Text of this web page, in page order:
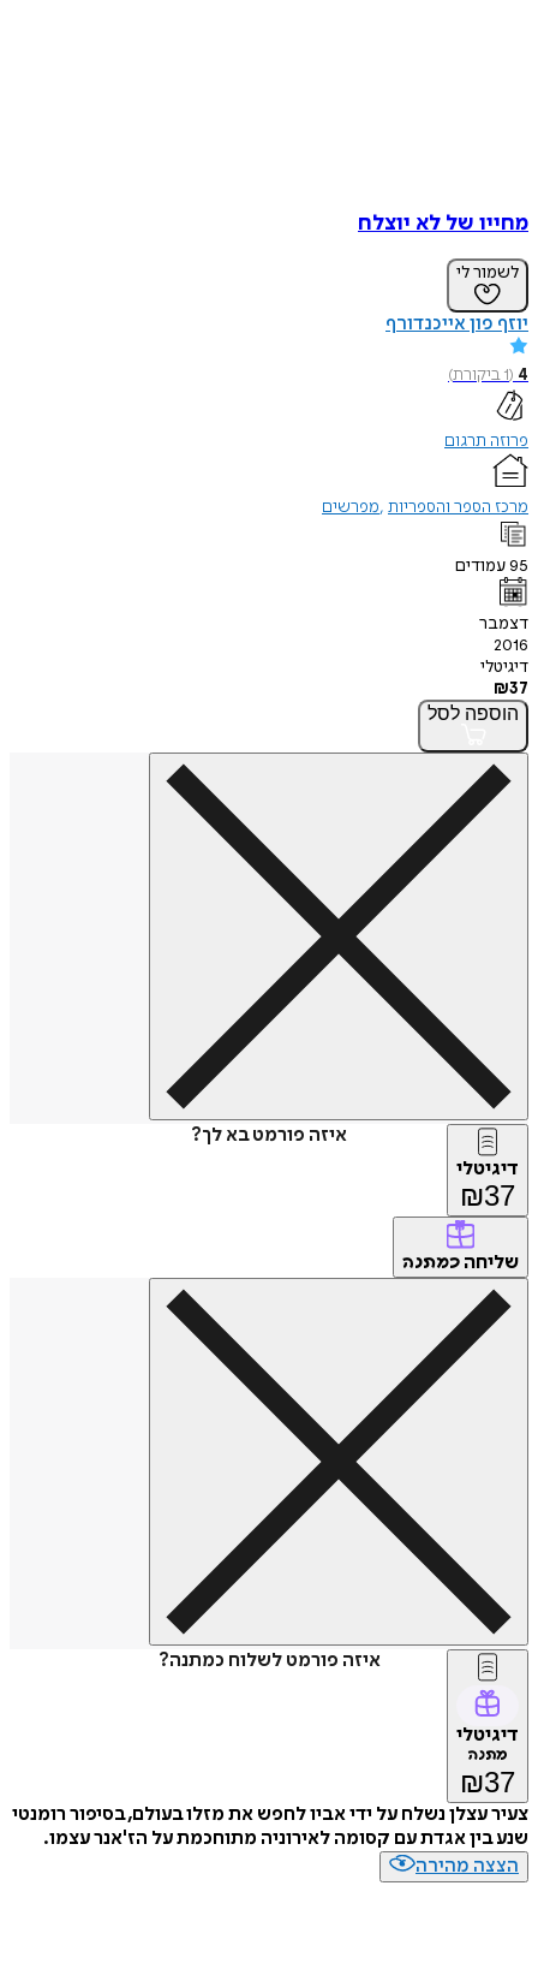
מחייו של לא יוצלח
לשמור לי
יוזף פון אייכנדורף
4
(
1ביקורת)
פרוזה תרגום
מרכז הספר והספריות מפרשים
95עמודים
דצמבר
2016
דיגיטלי
₪37
הוספה לסל
איזה פורמט בא לך?
דיגיטלי
₪37
שליחה כמתנה
איזה פורמט לשלוח כמתנה?
דיגיטלי
מתנה
₪37
צעיר עצלן נשלח על ידי אביו לחפש את מזלו בעולם, בסיפור רומנטי
שנע בין אגדת עם קסומה לאירוניה מתוחכמת על הז'אנר עצמו.
הצצה מהירה